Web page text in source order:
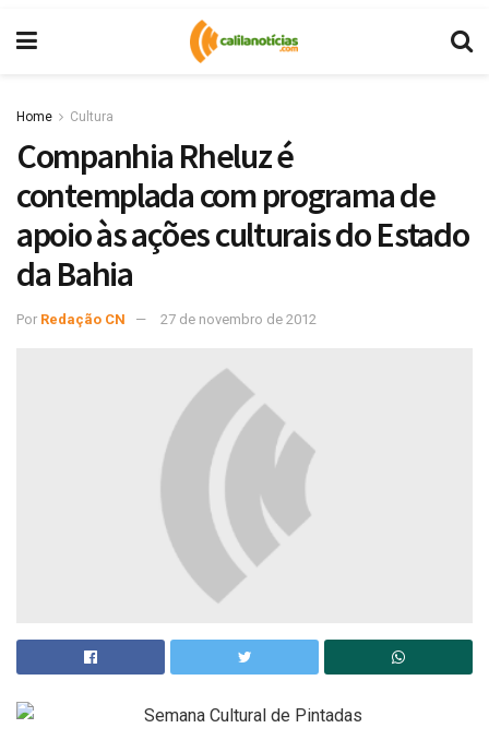
Home Cultura
Companhia Rheluz é
contemplada com programa de
apoio às ações culturais do Estado
da Bahia
Por Redação CN 27 de novembro de 2012